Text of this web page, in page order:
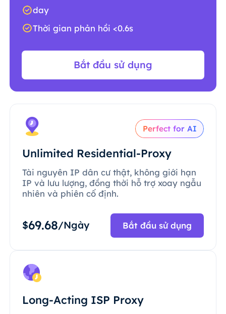
day
Thời gian phản hồi <0.6s
Bắt đầu sử dụng
Perfect for AI
Unlimited Residential-Proxy
Tài nguyên IP dân cư thật, không giới hạn
IP và lưu lượng, đồng thời hỗ trợ xoay ngẫu
nhiên và phiên cố định.
$69.68/Ngày Bắt đầu sử dụng
Long-Acting ISP Proxy